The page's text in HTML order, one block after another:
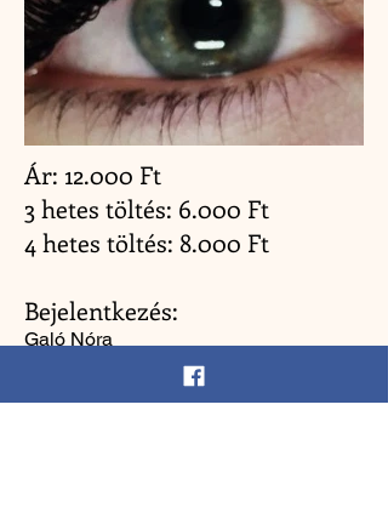
Ár: 12.000 Ft
3 hetes töltés: 6.000 Ft
4 hetes töltés: 8.000 Ft
Bejelentkezés:
Galó Nóra
kozmetikus, szempilla stylist, IPL
20/391-6719